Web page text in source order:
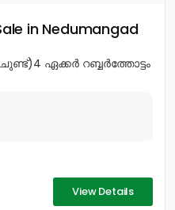
in Nedumangad
ഏക്കർ റബ്ബർത്തോട്ടം
View Details